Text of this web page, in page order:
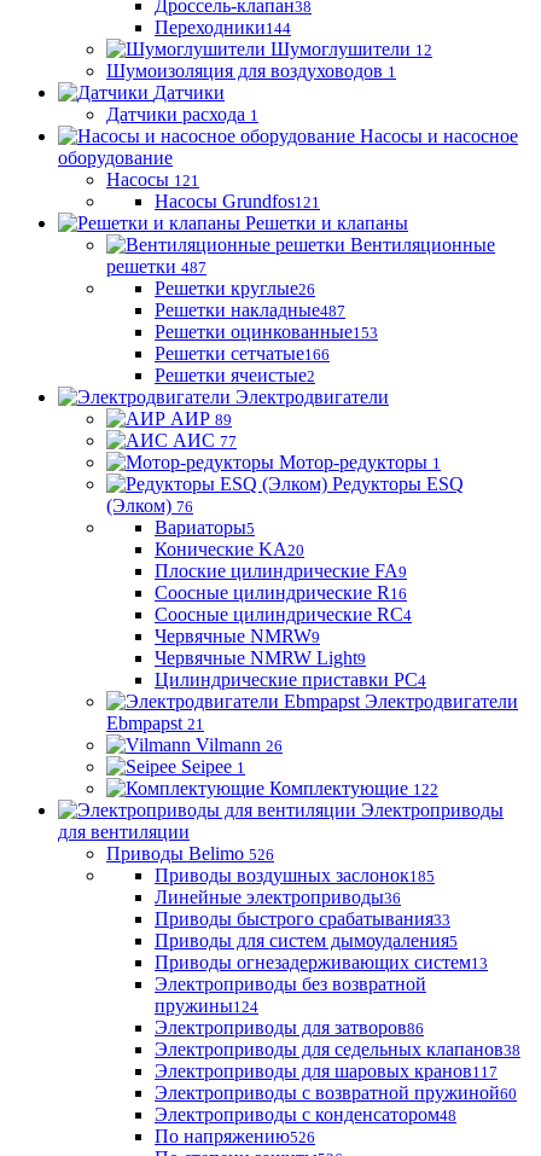
Дроссель-клапан38
Переходники144
Шумоглушители 12
Шумоизоляция для воздуховодов 1
Датчики
Датчики расхода 1
Насосы и насосное
оборудование
Насосы 121
Насосы Grundfos121
Решетки и клапаны
Вентиляционные
решетки 487
Решетки круглые26
Решетки накладные487
Решетки оцинкованные153
Решетки сетчатые166
Решетки ячеистые2
Электродвигатели
АИР 89
АИС 77
Мотор-редукторы 1
Редукторы ESQ
(Элком) 76
Вариаторы5
Конические KA20
Плоские цилиндрические FA9
Соосные цилиндрические R 16
Соосные цилиндрические RC4
Червячные NMRW9
Червячные NMRW Light9
Цилиндрические приставки PC4
Электродвигатели
Ebmpapst 21
Vilmann 26
Seipee 1
Комплектующие 122
Электроприводы
для вентиляции
Приводы Belimo 526
Приводы воздушных заслонок185
Линейные электроприводы36
Приводы быстрого срабатывания33
Приводы для систем дымоудаления5
Приводы огнезадерживающих систем13
Электроприводы без возвратной
пружины124
Электроприводы для затворов86
Электроприводы для седельных клапанов38
Электроприводы для шаровых кранов117
Электроприводы с возвратной пружиной60
Электроприводы с конденсатором48
По напряжению526